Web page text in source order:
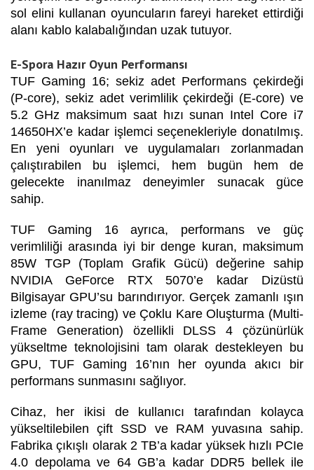
sol elini kullanan oyuncuların fareyi hareket ettirdiği
alanı kablo kalabalığından uzak tutuyor.
E-Spora Hazır Oyun Performansı
TUF Gaming 16; sekiz adet Performans çekirdeği
(P-core), sekiz adet verimlilik çekirdeği (E-core) ve
5.2 GHz maksimum saat hızı sunan Intel Core i7
14650HX’e kadar işlemci seçenekleriyle donatılmış.
En yeni oyunları ve uygulamaları zorlanmadan
çalıştırabilen bu işlemci, hem bugün hem de
gelecekte inanılmaz deneyimler sunacak güce
sahip.
TUF Gaming 16 ayrıca, performans ve güç
verimliliği arasında iyi bir denge kuran, maksimum
85W TGP (Toplam Grafik Gücü) değerine sahip
NVIDIA GeForce RTX 5070’e kadar Dizüstü
Bilgisayar GPU’su barındırıyor. Gerçek zamanlı ışın
izleme (ray tracing) ve Çoklu Kare Oluşturma (Multi-
Frame Generation) özellikli DLSS 4 çözünürlük
yükseltme teknolojisini tam olarak destekleyen bu
GPU, TUF Gaming 16’nın her oyunda akıcı bir
performans sunmasını sağlıyor.
Cihaz, her ikisi de kullanıcı tarafından kolayca
yükseltilebilen çift SSD ve RAM yuvasına sahip.
Fabrika çıkışlı olarak 2 TB’a kadar yüksek hızlı PCIe
4.0 depolama ve 64 GB’a kadar DDR5 bellek ile